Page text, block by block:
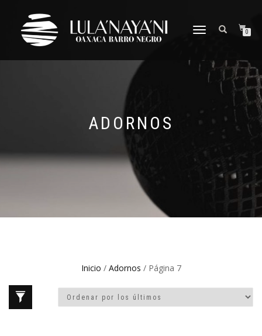
CAMBIAR
0
ADORNOS
Inicio / Adornos / Página 7